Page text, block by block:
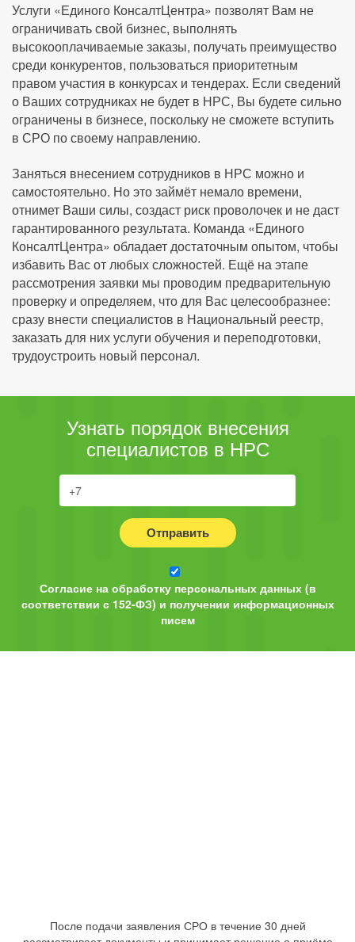
Услуги «Единого КонсалтЦентра» позволят Вам не
ограничивать свой бизнес, выполнять
высокооплачиваемые заказы, получать преимущество
среди конкурентов, пользоваться приоритетным
правом участия в конкурсах и тендерах. Если сведений
о Ваших сотрудниках не будет в НРС, Вы будете сильно
ограничены в бизнесе, поскольку не сможете вступить
в СРО по своему направлению.
Заняться внесением сотрудников в НРС можно и
самостоятельно. Но это займёт немало времени,
отнимет Ваши силы, создаст риск проволочек и не даст
гарантированного результата. Команда «Единого
КонсалтЦентра» обладает достаточным опытом, чтобы
избавить Вас от любых сложностей. Ещё на этапе
рассмотрения заявки мы проводим предварительную
проверку и определяем, что для Вас целесообразнее:
сразу внести специалистов в Национальный реестр,
заказать для них услуги обучения и переподготовки,
трудоустроить новый персонал.
Узнать порядок внесения
специалистов в НРС
Отправить
Согласие на обработку персональных данных (в
соответствии с 152-ФЗ) и получении информационных
писем
После подачи заявления СРО в течение 30 дней